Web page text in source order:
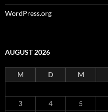
WordPress.org
AUGUST 2026
M D M
3
4 5